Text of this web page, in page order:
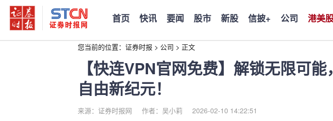
首页 快讯 要闻 股市 新股 信披+ 公司 港美
您当前的位置： 证券时报 > 公司 > 正文
【快连VPN官网免费】解锁无限可
自由新纪元！
来源：证券时报网 作者：吴小莉 2026-02-10 14:22:51